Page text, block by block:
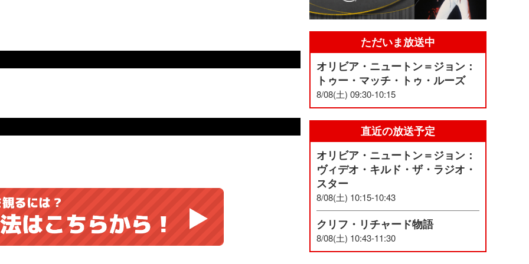
ただいま放送中
オリビア・ニュートン＝ジョン：
トゥー・マッチ・トゥ・ルーズ
8/08(土) 09:30-10:15
直近の放送予定
オリビア・ニュートン＝ジョン：
ヴィデオ・キルド・ザ・ラジオ・
スター
8/08(土) 10:15-10:43
クリフ・リチャード物語
8/08(土) 10:43-11:30